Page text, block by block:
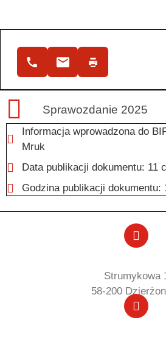
Sprawozdanie 2025
Informacja wprowadzona do
Mruk
Data publikacji dokumentu: 11
Godzina publikacji dokumentu:
Strumykowa
58-200